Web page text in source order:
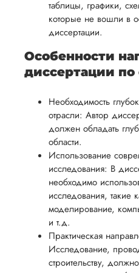
таблицы, графики,
которые не вошли в
диссертации.
Особенности
диссертации по
Необходимость
отрасли: Автор
должен обладать
области.
Использование
исследования: В
необходимо
исследования, такие
моделирование,
и т.д.
Практическая
Исследование,
строительству,